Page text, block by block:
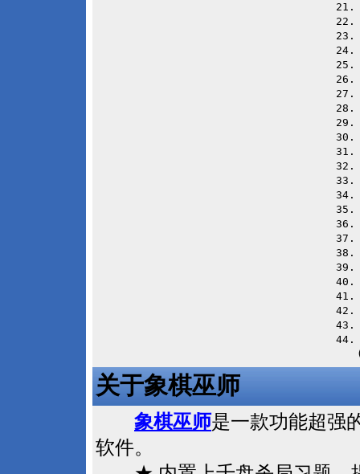
21.
22.
23.
24.
25.
26.
27.
28.
29.
30.
31.
32.
33.
34.
35.
36.
37.
38.
39.
40.
41.
42.
43.
44.
(
关于象棋巫师
象棋巫师是一款功能超强
软件。